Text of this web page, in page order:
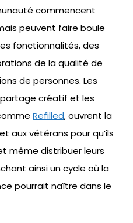
commencent
peuvent faire boule
fonctionnalités, des
de la qualité de
de personnes. Les
créatif et les
Refilled, ouvrent la
aux vétérans pour qu’ils
même distribuer leurs
ainsi un cycle où la
pourrait naître dans le